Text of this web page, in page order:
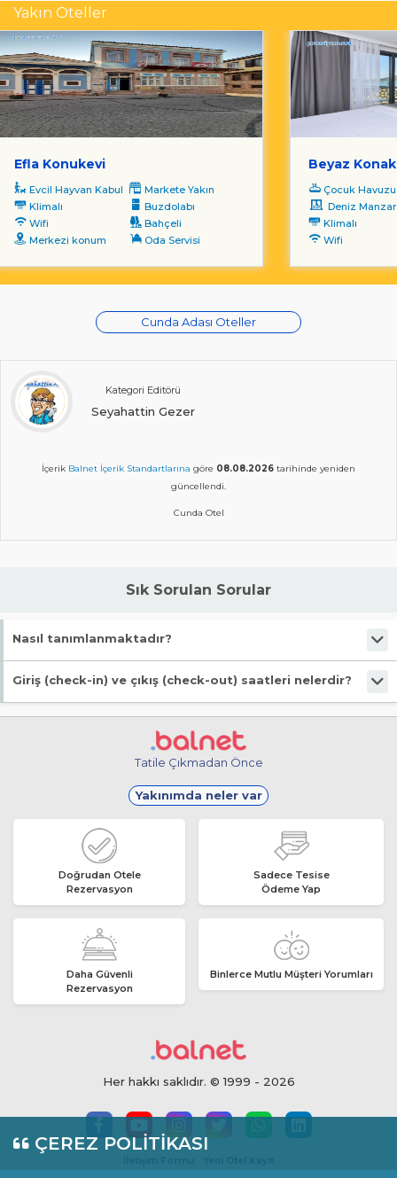
ÇEREZ POLİTİKASI
Yakın Oteller
Efla Konukevi
Evcil Hayvan Kabul
Markete Yakın
Klimalı
Buzdolabı
Wifi
Bahçeli
Merkezi konum
Oda Servisi
Beyaz
Çocuk Havuzu
Deniz
Klimalı
Wifi
Cunda Adası Oteller
Kategori Editörü
Seyahattin Gezer
İçerik Balnet İçerik Standartlarına göre 08.08.2026 tarihinde yeniden
güncellendi.
Cunda Otel
Sık Sorulan Sorular
Nasıl tanımlanmaktadır?
Tesis Otel statüsündedir. Öne çıkan özellikleri "Özel Plaj" şeklindedir.
Giriş (check-in) ve çıkış (check-out) saatleri nelerdir?
Giriş en erken 13:00, çıkış en geç 11:00 saatindedir.
Tatile Çıkmadan Önce
Yakınımda neler var
Doğrudan Otele
Rezervasyon
Sadece Tesise
Ödeme Yap
Daha Güvenli
Rezervasyon
Binlerce Mutlu Müşteri Yorumları
Her hakkı saklıdır. © 1999 - 2026